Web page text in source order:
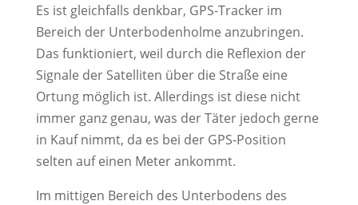
Es ist gleichfalls denkbar, GPS-Tracker im
Bereich der Unterbodenholme anzubringen.
Das funktioniert, weil durch die Reflexion der
Signale der Satelliten über die Straße eine
Ortung möglich ist. Allerdings ist diese nicht
immer ganz genau, was der Täter jedoch gerne
in Kauf nimmt, da es bei der GPS-Position
selten auf einen Meter ankommt.
Im mittigen Bereich des Unterbodens des